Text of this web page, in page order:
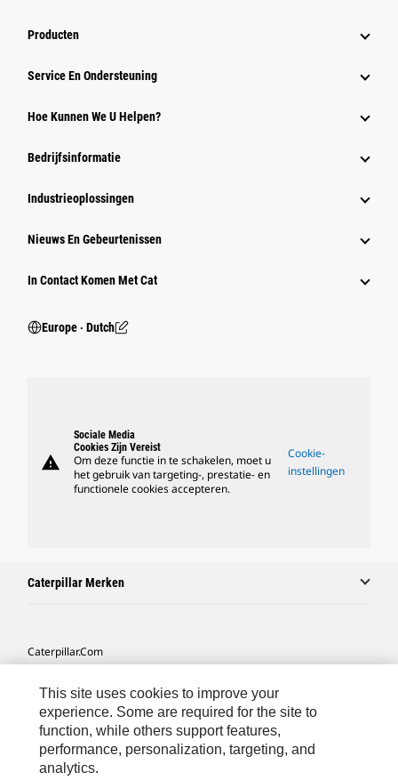
Producten
Service En Ondersteuning
Hoe Kunnen We U Helpen?
Bedrijfsinformatie
Industrieoplossingen
Nieuws En Gebeurtenissen
In Contact Komen Met Cat
Europe ‧ Dutch
warning
Sociale Media
Cookies Zijn Vereist
Om deze functie in te schakelen, moet u
het gebruik van targeting-, prestatie- en
functionele cookies accepteren.
Cookie-
instellingen
Caterpillar Merken
Caterpillar.com
Mijn Marketingvoorkeuren
Site Map
Cookie Settings
This site uses cookies to improve your
experience. Some are required for the site to
function, while others support features,
performance, personalization, targeting, and
analytics.